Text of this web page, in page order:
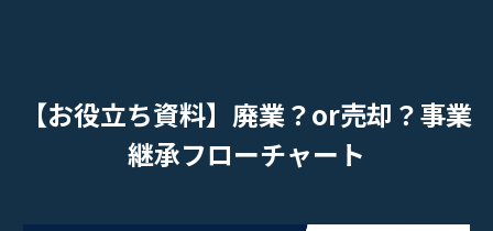
【お役立ち資料】廃業？or売却？事業
継承フローチャート